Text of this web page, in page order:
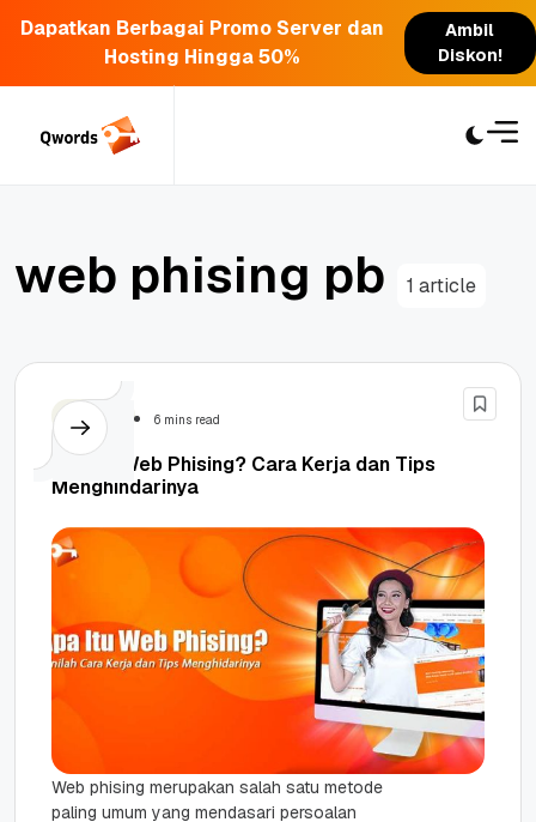
Dapatkan Berbagai Promo Server dan
Hosting Hingga 50%
Ambil
Diskon!
web phising pb 1 article
Security 6 mins read
Apa Itu Web Phising? Cara Kerja dan Tips
Menghindarinya
Web phising merupakan salah satu metode
paling umum yang mendasari persoalan